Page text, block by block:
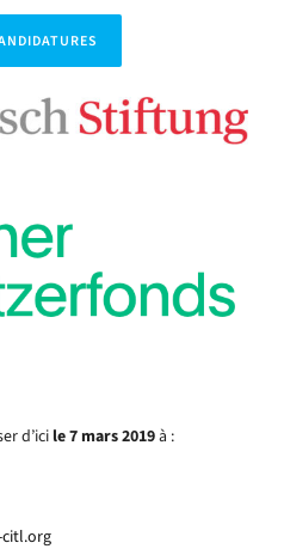
d’icile 7 mars 2019à :